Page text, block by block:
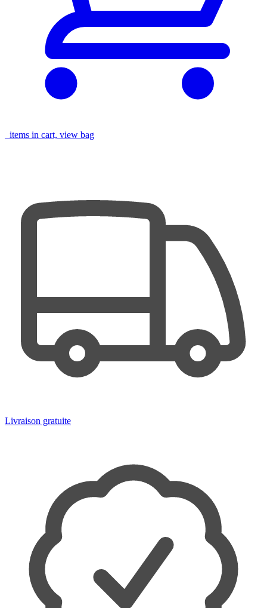
items in cart, view bag
Livraison gratuite